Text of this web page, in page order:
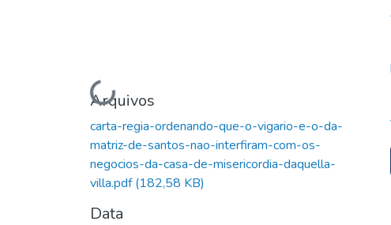
Carregando...
Arquivos
carta-regia-ordenando-que-o-vigario-e-o-da-
matriz-de-santos-nao-interfiram-com-os-
negocios-da-casa-de-misericordia-daquella-
villa.pdf(182,58 KB)
Data